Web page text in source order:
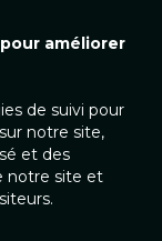
améliorer
de suivi pour
notre site,
et des
notre site et